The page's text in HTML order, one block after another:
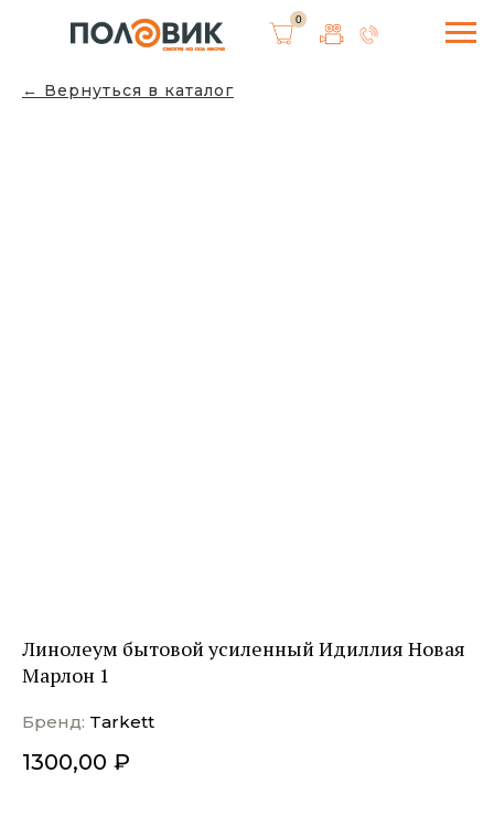
0
Вернуться в каталог
Линолеум бытовой усиленный Идиллия Новая
Марлон 1
Бренд: Tarkett
1300,00 ₽